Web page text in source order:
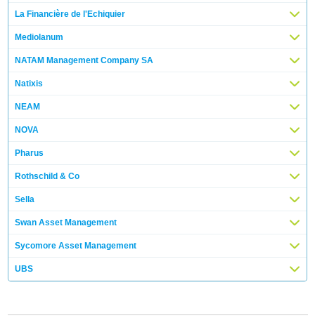
La Financière de l'Echiquier
Mediolanum
NATAM Management Company SA
Natixis
NEAM
NOVA
Pharus
Rothschild & Co
Sella
Swan Asset Management
Sycomore Asset Management
UBS